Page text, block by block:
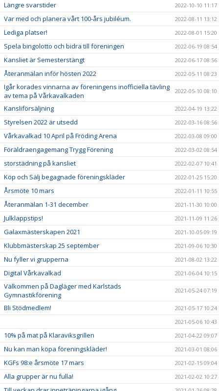
Längre svarstider 2022-10-10 11:17
Var med och planera vårt 100-års jubiléum. 2022-08-11 13:12
Lediga platser! 2022-08-01 15:20
Spela bingolotto och bidra till föreningen 2022-06-19 08:54
Kansliet är Semesterstängt 2022-06-17 08:56
Återanmälan inför hösten 2022 2022-05-11 08:23
Igår korades vinnarna av föreningens inofficiella tävling
av tema på Vårkavalkaden
2022-05-10 08:10
Kansliförsäljning 2022-04-19 13:22
Styrelsen 2022 är utsedd 2022-03-16 08:56
Vårkavalkad 10 April på Fröding Arena 2022-03-08 09:00
Föräldraengagemang Trygg Förening 2022-03-02 08:54
storstädning på kansliet 2022-02-07 10:41
Köp och Sälj begagnade föreningskläder 2022-01-25 15:20
Årsmöte 10 mars 2022-01-11 10:55
Återanmälan 1-31 december 2021-11-30 10:00
Julklappstips! 2021-11-09 11:26
Galaxmästerskapen 2021 2021-10-05 09:19
Klubbmästerskap 25 september 2021-09-06 10:30
Nu fyller vi grupperna 2021-08-02 13:22
Digital Vårkavalkad 2021-06-04 10:15
Välkommen på Dagläger med Karlstads
Gymnastikförening
2021-05-24 07:19
Bli Stödmedlem!
2021-05-17 10:24
2021-05-06 10:43
10% på mat på Klaraviksgrillen 2021-04-22 09:07
Nu kan man köpa föreningskläder! 2021-03-01 08:06
KGFs 98:e årsmöte 17 mars 2021-02-15 09:04
Alla grupper är nu fulla! 2021-02-02 10:27